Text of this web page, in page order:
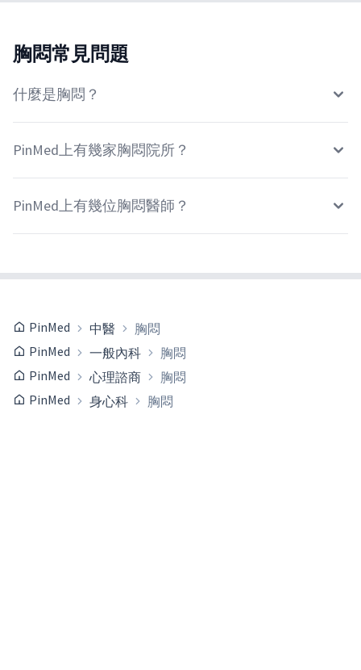
胸悶常見問題
什麼是胸悶？
PinMed上有幾家胸悶院所？
PinMed上有幾位胸悶醫師？
PinMed 中醫
胸悶
PinMed
一般內科
胸悶
PinMed
心理諮商
胸悶
PinMed
身心科 胸悶